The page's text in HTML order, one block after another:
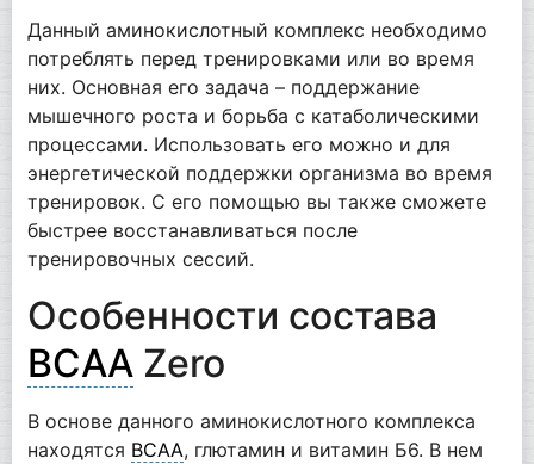
Данный аминокислотный комплекс необходимо
потреблять перед тренировками или во время
них. Основная его задача – поддержание
мышечного роста и борьба с катаболическими
процессами. Использовать его можно и для
энергетической поддержки организма во время
тренировок. С его помощью вы также сможете
быстрее восстанавливаться после
тренировочных сессий.
Особенности состава
BCAAZero
В основе данного аминокислотного комплекса
находятся BCAA, глютамин и витамин Б6. В нем